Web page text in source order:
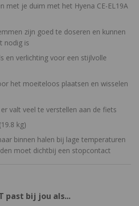
met je duim met het Hyena CE-EL19A
zijn goed te doseren en kunnen
nodig is
en verlichting voor een stijlvolle
het moeiteloos plaatsen en wisselen
valt veel te verstellen aan de fiets
kg)
binnen halen bij lage temperaturen
moet dichtbij een stopcontact
past bij jou als...